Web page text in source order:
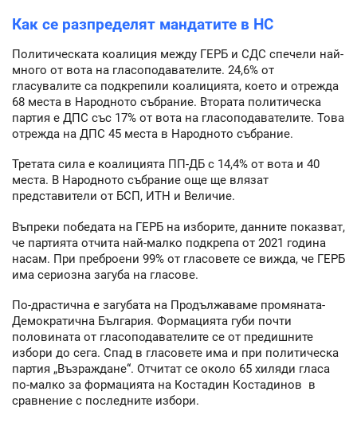
Как се разпределят мандатите в НС
Политическата коалиция между ГЕРБ и СДС спечели най-
много от вота на гласоподавателите. 24,6% от
гласувалите са подкрепили коалицията, което и отрежда
68 места в Народното събрание. Втората политическа
партия е ДПС със 17% от вота на гласоподавателите. Това
отрежда на ДПС 45 места в Народното събрание.
Третата сила е коалицията ПП-ДБ с 14,4% от вота и 40
места. В Народното събрание още ще влязат
представители от БСП, ИТН и Величие.
Въпреки победата на ГЕРБ на изборите, данните показват,
че партията отчита най-малко подкрепа от 2021 година
насам. При преброени 99% от гласовете се вижда, че ГЕРБ
има сериозна загуба на гласове.
По-драстична е загубата на Продължаваме промяната-
Демократична България. Формацията губи почти
половината от гласоподавателите се от предишните
избори до сега. Спад в гласовете има и при политическа
партия „Възраждане“. Отчитат се около 65 хиляди гласа
по-малко за формацията на Костадин Костадинов в
сравнение с последните избори.